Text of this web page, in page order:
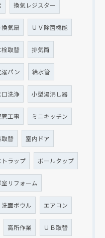
換気レジスター
気扇 ＵＶ除菌機能
取替 排気筒
濯パン 給水管
口洗浄 小型湯沸し器
管工事 ミニキッチン
取替 室内ドア
トラップ ボールタップ
室リフォーム
洗面ボウル エアコン
高所作業 ＵＢ取替